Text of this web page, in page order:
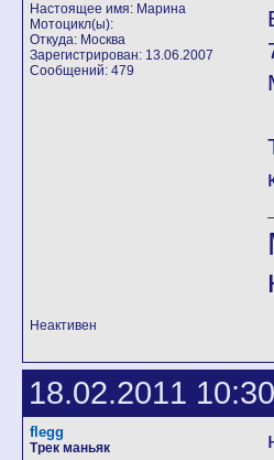
Настоящее имя: Марина
Мотоцикл(ы):
Откуда: Москва
Зарегистрирован: 13.06.2007
Сообщений: 479
Неактивен
18.02.2011
flegg
Трек маньяк